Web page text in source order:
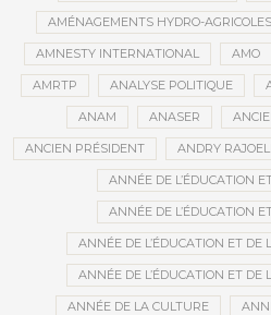
AMÉNAGEMENTS HYDRO-AGRICOLES
AMNESTY INTERNATIONAL AMO
AMRTP ANALYSE POLITIQUE
ANAM ANASER
ANCIEN PRÉSIDENT ANDRY
ANNÉE DE L’ÉDUCATION
ANNÉE DE L’ÉDUCATION
ANNÉE DE L’ÉDUCATION ET DE
ANNÉE DE L’ÉDUCATION ET DE
ANNÉE DE LA CULTURE